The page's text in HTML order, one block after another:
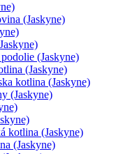
(Jaskyne)
(Jaskyne)
(Jaskyne)
kotlina (Jaskyne)
(Jaskyne)
kotlina (Jaskyne)
(Jaskyne)